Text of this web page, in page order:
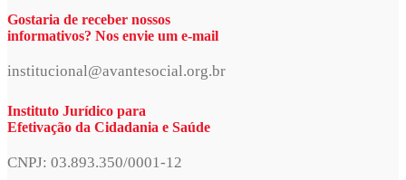
Gostaria de receber nossos
informativos? Nos envie um e-mail
institucional@avantesocial.org.br
Instituto Jurídico para
Efetivação da Cidadania e Saúde
CNPJ: 03.893.350/0001-12